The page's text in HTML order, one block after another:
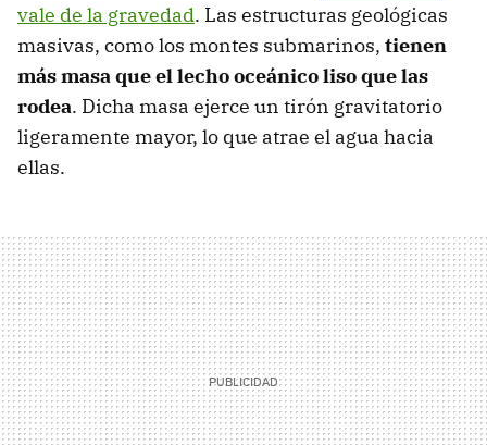
vale de la gravedad. Las estructuras geológicas
masivas, como los montes submarinos, tienen
más masa que el lecho oceánico liso que las
rodea. Dicha masa ejerce un tirón gravitatorio
ligeramente mayor, lo que atrae el agua hacia
ellas.